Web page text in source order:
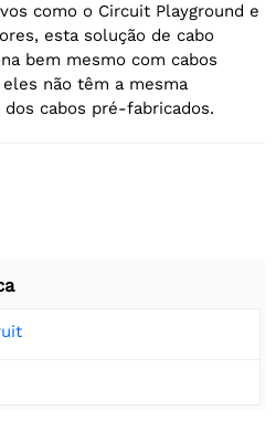
como o Circuit Playground e
esta solução de cabo
bem mesmo com cabos
não têm a mesma
cabos pré-fabricados.